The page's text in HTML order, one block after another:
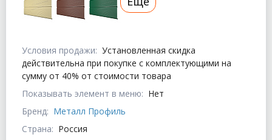
Условия продажи: Установленная скидка
действительна при покупке с комплектующими на
сумму от 40% от стоимости товара
Показывать элемент в меню: Нет
Бренд: Металл Профиль
Страна: Россия